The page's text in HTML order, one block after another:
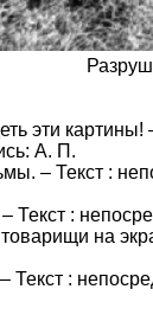
эти
А. П.
– Текст :
:
на
Текст :